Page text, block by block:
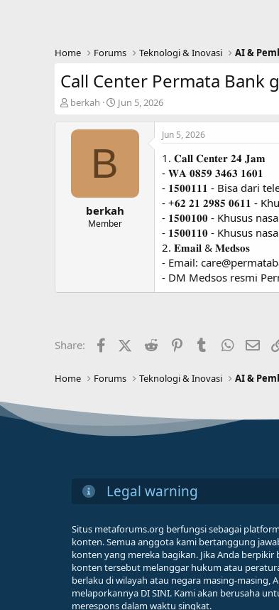
Home Forums Teknologi & Inovasi AI &
Call Center Permata Bank
T
t
berkah
S
a
e
Jun 5, 2026
B
berkah
Member
Jun 5, 2026
1. 𝐂𝐚𝐥𝐥 𝐂𝐞𝐧𝐭𝐞𝐫 𝟐𝟒 𝐉𝐚𝐦
- 𝐖𝐀 𝟎𝟖𝟓𝟗 𝟑𝟒𝟔𝟑 𝟏𝟔𝟎𝟏
- 𝟏𝟓𝟎𝟎𝟏𝟏𝟏 - Bisa dari
- +𝟔𝟐 𝟐𝟏 𝟐𝟗𝟖𝟓 𝟎𝟔𝟏𝟏 -
- 𝟏𝟓𝟎𝟎𝟏𝟎𝟎 - Khusus
- 𝟏𝟓𝟎𝟎𝟏𝟏𝟎 - Khusus
2. 𝐄𝐦𝐚𝐢𝐥 & 𝐌𝐞𝐝𝐬𝐨𝐬
- Email:
- DM Medsos resmi
Share: FacebookX (Twitter)
Reddit PinterestTumblr
Home Forums Teknologi & Inovasi AI &
Legal warning
Situs metaforums.org berfungsi sebagai
konten. Semua anggota kami bertanggung
konten yang mereka bagikan. Jika Anda berpikir
konten tersebut melanggar hukum atau
berlaku di wilayah atau negara masing-masing,
melaporkannya DI SINI. Kami akan berusaha
merespons dalam waktu singkat.